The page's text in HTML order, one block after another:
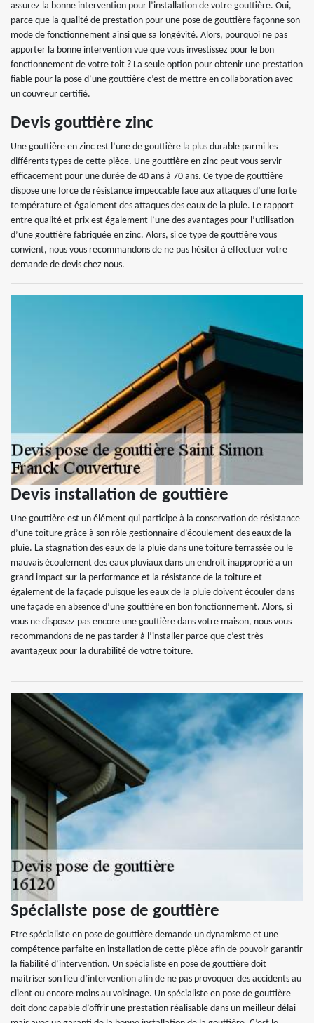
assurez la bonne intervention pour l’installation de votre gouttière. Oui,
parce que la qualité de prestation pour une pose de gouttière façonne son
mode de fonctionnement ainsi que sa longévité. Alors, pourquoi ne pas
apporter la bonne intervention vue que vous investissez pour le bon
fonctionnement de votre toit ? La seule option pour obtenir une prestation
fiable pour la pose d’une gouttière c’est de mettre en collaboration avec
un couvreur certifié.
Devis gouttière zinc
Une gouttière en zinc est l’une de gouttière la plus durable parmi les
différents types de cette pièce. Une gouttière en zinc peut vous servir
efficacement pour une durée de 40 ans à 70 ans. Ce type de gouttière
dispose une force de résistance impeccable face aux attaques d’une forte
température et également des attaques des eaux de la pluie. Le rapport
entre qualité et prix est également l’une des avantages pour l’utilisation
d’une gouttière fabriquée en zinc. Alors, si ce type de gouttière vous
convient, nous vous recommandons de ne pas hésiter à effectuer votre
demande de devis chez nous.
Devis installation de gouttière
Une gouttière est un élément qui participe à la conservation de résistance
d’une toiture grâce à son rôle gestionnaire d’écoulement des eaux de la
pluie. La stagnation des eaux de la pluie dans une toiture terrassée ou le
mauvais écoulement des eaux pluviaux dans un endroit inapproprié a un
grand impact sur la performance et la résistance de la toiture et
également de la façade puisque les eaux de la pluie doivent écouler dans
une façade en absence d’une gouttière en bon fonctionnement. Alors, si
vous ne disposez pas encore une gouttière dans votre maison, nous vous
recommandons de ne pas tarder à l’installer parce que c’est très
avantageux pour la durabilité de votre toiture.
Spécialiste pose de gouttière
Etre spécialiste en pose de gouttière demande un dynamisme et une
compétence parfaite en installation de cette pièce afin de pouvoir garantir
la fiabilité d’intervention. Un spécialiste en pose de gouttière doit
maitriser son lieu d’intervention afin de ne pas provoquer des accidents au
client ou encore moins au voisinage. Un spécialiste en pose de gouttière
doit donc capable d’offrir une prestation réalisable dans un meilleur délai